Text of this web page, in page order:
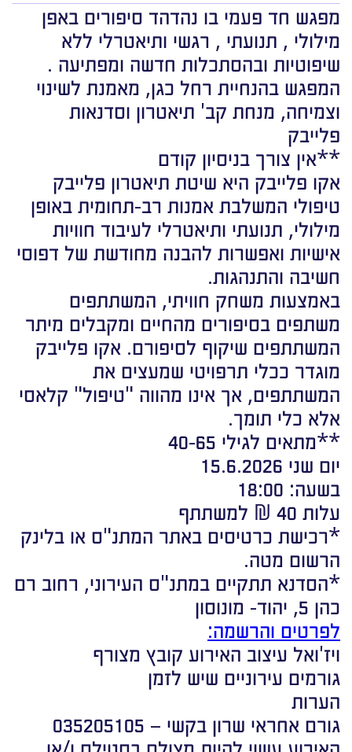
מפגש חד פעמי בו נהדהד סיפורים באפן
מילולי , תנועתי , רגשי ותיאטרלי ללא
שיפוטיות ובהסתכלות חדשה ומפתיעה .
המפגש בהנחיית רחל כגן, מאמנת לשינוי
וצמיחה, מנחת קב' תיאטרון וסדנאות
פלייבק
**אין צורך בניסיון קודם
אקו פלייבק היא שיטת תיאטרון פלייבק
טיפולי המשלבת אמנות רב-תחומית באופן
מילולי, תנועתי ותיאטרלי לעיבוד חוויות
אישיות ואפשרות להבנה מחודשת של דפוסי
חשיבה והתנהגות.
באמצעות משחק חוויתי, המשתתפים
משתפים בסיפורים מהחיים ומקבלים מיתר
המשתתפים שיקוף לסיפורם. אקו פלייבק
מוגדר ככלי תרפויטי שמעצים את
המשתתפים, אך אינו מהווה "טיפול" קלאסי
אלא כלי תומך.
**מתאים לגילי 40-65
יום שני 15.6.2026
בשעה: 18:00
עלות 40 ₪ למשתתף
*רכישת כרטיסים באתר המתנ"ס או בלינק
הרשום מטה.
*הסדנא תתקיים במתנ"ס העירוני, רחוב רם
כהן 5, יהוד- מונוסון
לפרטים והרשמה:
ויז'ואל עיצוב האירוע קובץ מצורף
גורמים עירוניים שיש לזמן
הערות
גורם אחראי שרון בקשי – 035205105